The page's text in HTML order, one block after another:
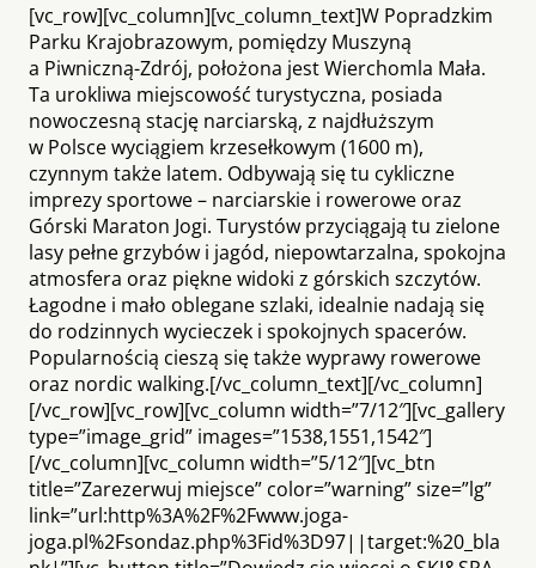
[vc_row][vc_column][vc_column_text]W Popradzkim
Parku Krajobrazowym, pomiędzy Muszyną
a Piwniczną-Zdrój, położona jest Wierchomla Mała.
Ta urokliwa miejscowość turystyczna, posiada
nowoczesną stację narciarską, z najdłuższym
w Polsce wyciągiem krzesełkowym (1600 m),
czynnym także latem. Odbywają się tu cykliczne
imprezy sportowe – narciarskie i rowerowe oraz
Górski Maraton Jogi. Turystów przyciągają tu zielone
lasy pełne grzybów i jagód, niepowtarzalna, spokojna
atmosfera oraz piękne widoki z górskich szczytów.
Łagodne i mało oblegane szlaki, idealnie nadają się
do rodzinnych wycieczek i spokojnych spacerów.
Popularnością cieszą się także wyprawy rowerowe
oraz nordic walking.[/vc_column_text][/vc_column]
[/vc_row][vc_row][vc_column width=”7/12″][vc_gallery
type=”image_grid” images=”1538,1551,1542″]
[/vc_column][vc_column width=”5/12″][vc_btn
title=”Zarezerwuj miejsce” color=”warning” size=”lg”
link=”url:http%3A%2F%2Fwww.joga-
joga.pl%2Fsondaz.php%3Fid%3D97||target:%20_bla